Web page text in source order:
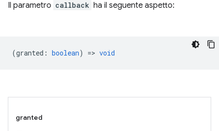
Il parametro callback ha il seguente aspetto:
(granted : boolean) => void
granted